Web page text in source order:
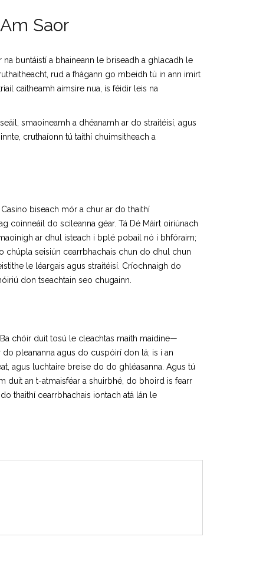
Saor
buntáistí a bhaineann le briseadh a ghlacadh le
rud a fhágann go mbeidh tú in ann imirt
caitheamh aimsire nua, is féidir leis na
smaoineamh a dhéanamh ar do straitéisí, agus
cruthaíonn tú taithí chuimsitheach a
biseach mór a chur ar do thaithí
coinneáil do scileanna géar. Tá Dé Máirt oiriúnach
ar dhul isteach i bplé pobail nó i bhfóraim;
chúpla seisiún cearrbhachais chun do dhul chun
le léargais agus straitéisí. Críochnaigh do
don tseachtain seo chugainn.
chóir duit tosú le cleachtas maith maidine—
pleananna agus do cuspóirí don lá; is í an
agus luchtaire breise do do ghléasanna. Agus tú
duit an t-atmaisféar a shuirbhé, do bhoird is fearr
thaithí cearrbhachais iontach atá lán le